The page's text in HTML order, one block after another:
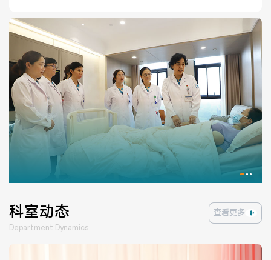
院内新闻 媒体报道
公示公告 公益事业
科研介绍
通知公告
科室动态
Department Dynamics
查看更多